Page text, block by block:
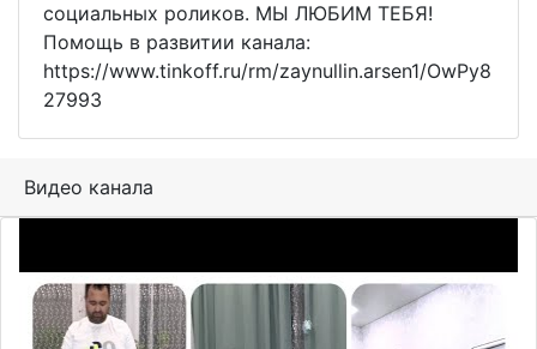
социальных роликов. МЫ ЛЮБИМ ТЕБЯ!
Помощь в развитии канала:
https://www.tinkoff.ru/rm/zaynullin.arsen1/OwPy8
27993
Видео канала